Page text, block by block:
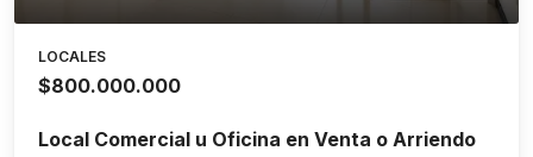
LOCALES
$800.000.000
Local Comercial u Oficina en Venta o Arriendo